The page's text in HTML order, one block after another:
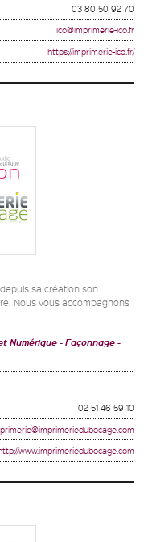
03 80 50 92 70
ico@imprimerie-ico.fr
https://imprimerie-ico.fr/
sa création son
Nous vous accompagnons
Numérique
Façonnage -
02 51 46 59 10
www.imprimeriedubocage.com